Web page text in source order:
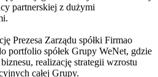
partnerskiej z dużymi
Prezesa Zarządu spółki Firmao
portfolio spółek Grupy WeNet, gdzie
realizację strategii wzrostu
całej Grupy.